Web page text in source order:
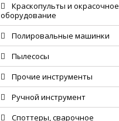
Краскопульты и окрасочное
оборудование
Полировальные машинки
Пылесосы
Прочие инструменты
Ручной инструмент
Споттеры, сварочное